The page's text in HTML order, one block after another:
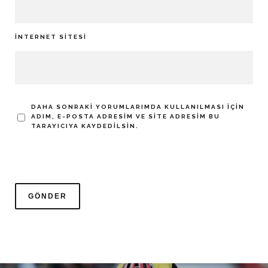
İNTERNET SITESI
DAHA SONRAKI YORUMLARIMDA KULLANILMASI IÇIN
ADIM, E-POSTA ADRESIM VE SITE ADRESIM BU
TARAYICIYA KAYDEDILSIN.